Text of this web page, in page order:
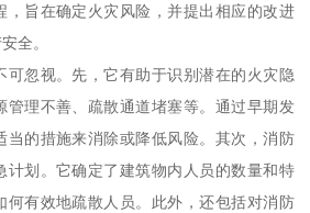
，旨在确定火灾风险，并提出相应的改进
全。
可忽视。先，它有助于识别潜在的火灾隐
管理不善、疏散通道堵塞等。通过早期发
当的措施来消除或降低风险。其次，消防
计划。它确定了建筑物内人员的数量和特
何有效地疏散人员。此外，还包括对消防